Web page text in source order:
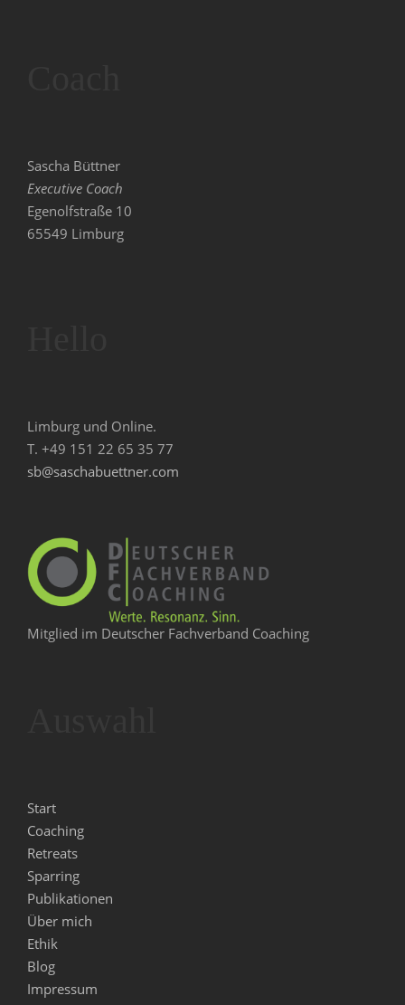
Sascha Büttner
Executive Coach
Egenolfstraße 10
65549 Limburg
Limburg und Online.
T. +49 151 22 65 35 77
sb@saschabuettner.com
Mitglied im Deutscher Fachverband Coaching
Start
Coaching
Retreats
Sparring
Publikationen
Über mich
Ethik
Blog
Impressum